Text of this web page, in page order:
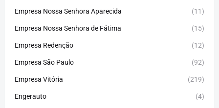
Empresa Nossa Senhora Aparecida (11)
Empresa Nossa Senhora de Fátima (15)
Empresa Redenção (12)
Empresa São Paulo (92)
Empresa Vitória (219)
Engerauto (4)